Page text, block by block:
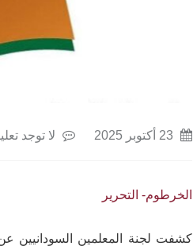
لا توجد
الخرطوم- التحرير
كشفت لجنة المعلمين السودانيين